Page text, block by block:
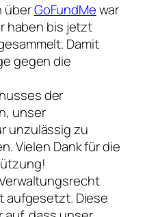
überGoFundMewar
haben bis jetzt
Damit
gegen die
der
unser
unzulässig zu
Vielen Dank für die
aufgesetzt. Diese